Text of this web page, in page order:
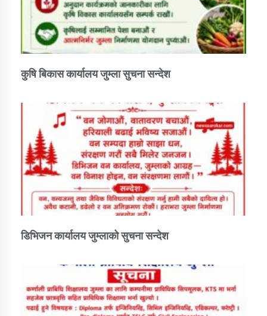
कार्यक्रम कार्यान्वयन एकाई जुम्लाको सुचना
कर्णाली प्राविधि शिक्षालय जुम्लाको सुचना
कुषि बिकास कार्यालय जुम्ला सुचना सन्देश
डिभिजन कार्यालय जुम्लाको सुचना सन्देश